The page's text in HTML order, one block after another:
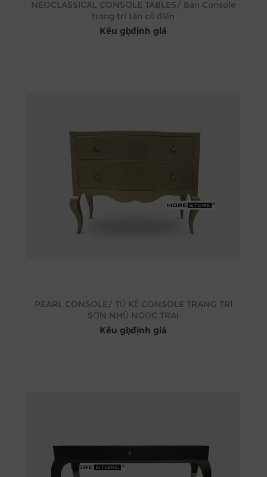
NEOCLASSICAL CONSOLE TABLES/ Bàn Console
trang trí tân cổ điển
Kêu gọi định giá
PEARL CONSOLE/ TỦ KỆ CONSOLE TRANG TRÍ
SƠN NHŨ NGỌC TRAI
Kêu gọi định giá